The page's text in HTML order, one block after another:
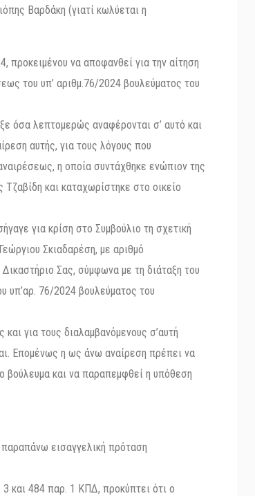
Βαρδάκη (γιατί κωλύεται η
προκειμένου να αποφανθεί για την αίτηση
του υπ’ αριθμ.76/2024 βουλεύματος του
όσα λεπτομερώς αναφέρονται σ’ αυτό και
αυτής, για τους λόγους που
η οποία συντάχθηκε ενώπιον της
και καταχωρίστηκε στο οικείο
για κρίση στο Συμβούλιο τη σχετική
Σκιαδαρέση, με αριθμό
Σας, σύμφωνα με τη διάταξη του
υπ’αρ. 76/2024 βουλεύματος του
για τους διαλαμβανόμενους σ’αυτή
Επομένως η ως άνω αναίρεση πρέπει να
βούλευμα και να παραπεμφθεί η υπόθεση
εισαγγελική πρόταση
και 484 παρ. 1 ΚΠΔ, προκύπτει ότι ο